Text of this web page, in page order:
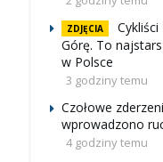
Tragedia na ul.
nie udało się
1 godzinę temu
Sędziszów
opiekuńczym dla
2 godziny temu
Wypadek z
Dwóch